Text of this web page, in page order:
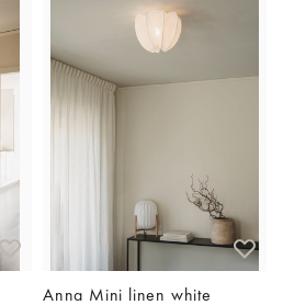
Anna Mini linen white